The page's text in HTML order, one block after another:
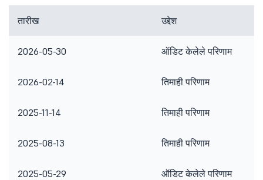
तारीख उद्देश
2026-05-30 ऑडिट केलेले परिणाम
2026-02-14 तिमाही परिणाम
2025-11-14 तिमाही परिणाम
2025-08-13 तिमाही परिणाम
2025-05-29 ऑडिट केलेले परिणाम